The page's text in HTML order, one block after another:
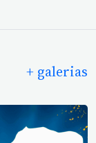
+ galerias